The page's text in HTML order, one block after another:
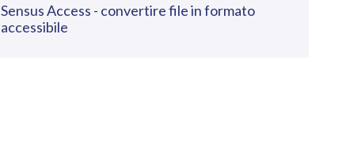
Sensus Access - convertire file in formato
accessibile